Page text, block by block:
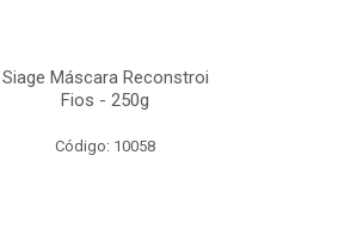
Siage Máscara Reconstroi
Fios - 250g
Código: 10058